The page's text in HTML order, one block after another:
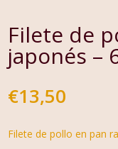
Filete de
japonés –
€13,50
Filete de pollo en pan